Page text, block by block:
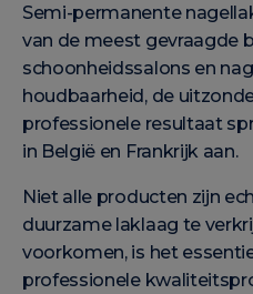
Semi-permanente
van de meest gevraagde
schoonheidssalons en
houdbaarheid, de
professionele resultaat
in België en Frankrijk aan.
Niet alle producten zijn
duurzame laklaag te
voorkomen, is het
professionele